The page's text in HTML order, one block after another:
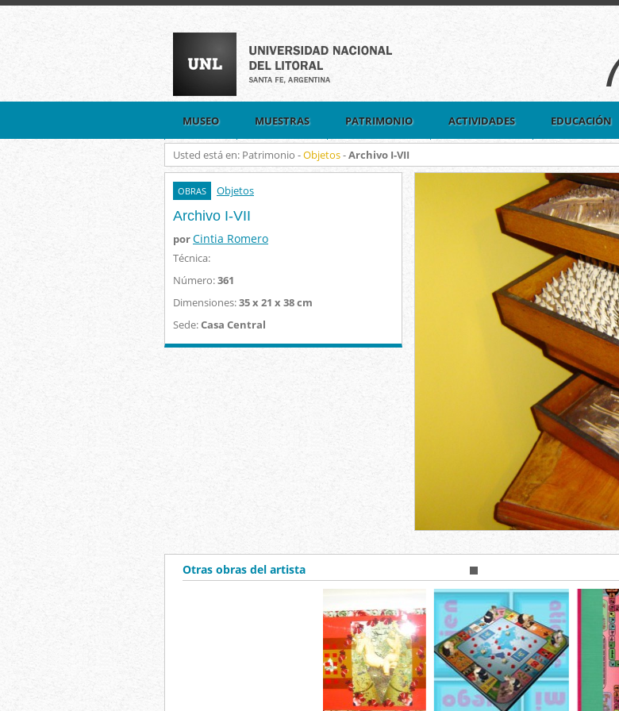
MUSEO MUESTRAS PATRIMONIO ACTIVIDADES EDUCACIÓN
Usted está en: Patrimonio -Objetos-Archivo I-VII
OBRAS Objetos
Archivo I-VII
porCintia Romero
Técnica:
Número:361
Dimensiones:35 x 21 x 38 cm
Sede:Casa Central
Otras obras del artista